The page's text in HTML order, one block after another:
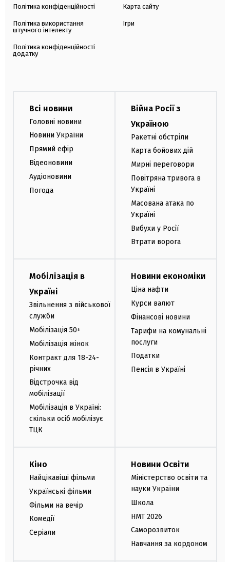
Політика конфіденційності
Політика використання
штучного інтелекту
Політика конфіденційності
додатку
Карта сайту
Ігри
Всі новини
Головні новини
Новини України
Прямий ефір
Відеоновини
Аудіоновини
Погода
Війна Росії з
Україною
Ракетні обстріли
Карта бойових дій
Мирні переговори
Повітряна тривога в
Україні
Масована атака по
Україні
Вибухи у Росії
Втрати ворога
Мобілізація в
Україні
Звільнення з військової
служби
Мобілізація 50+
Мобілізація жінок
Контракт для 18-24-
річних
Відстрочка від
мобілізації
Мобілізація в Україні:
скільки осіб мобілізує
ТЦК
Новини економіки
Ціна нафти
Курси валют
Фінансові новини
Тарифи на комунальні
послуги
Податки
Пенсія в Україні
Кіно
Найцікавіші фільми
Українські фільми
Фільми на вечір
Комедії
Серіали
Новини Освіти
Міністерство освіти та
науки України
Школа
НМТ 2026
Саморозвиток
Навчання за кордоном